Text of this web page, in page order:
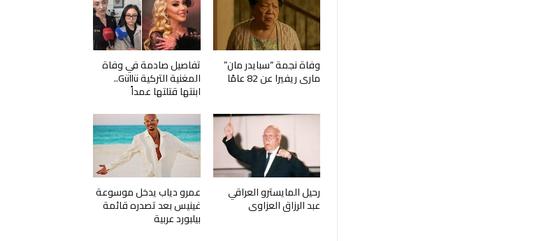
وفاة نجمة “سبايدر مان”
ماري ريفيرا عن 82 عامًا
تفاصيل صادمة في وفاة
المغنية التركية Güllü..
ابنتها قتلتها عمداً
رحيل المايسترو العراقي
عبد الرزاق العزاوي
عمرو دياب يدخل موسوعة
غينيس بعد تصدره قائمة
بيلبورد عربية